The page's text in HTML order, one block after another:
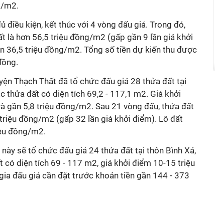
m2.
điều kiện, kết thúc với 4 vòng đấu giá. Trong đó,
là hơn 56,5 triệu đồng/m2 (gấp gần 9 lần giá khởi
36,5 triệu đồng/m2. Tổng số tiền dự kiến thu được
Thạch Thất đã tổ chức đấu giá 28 thửa đất tại
thửa đất có diện tích 69,2 - 117,1 m2. Giá khởi
gần 5,8 triệu đồng/m2. Sau 21 vòng đấu, thửa đất
đồng/m2 (gấp 32 lần giá khởi điểm). Lô đất
đồng/m2.
sẽ tổ chức đấu giá 24 thửa đất tại thôn Bình Xá,
có diện tích 69 - 117 m2, giá khởi điểm 10-15 triệu
đấu giá cần đặt trước khoản tiền gần 144 - 373